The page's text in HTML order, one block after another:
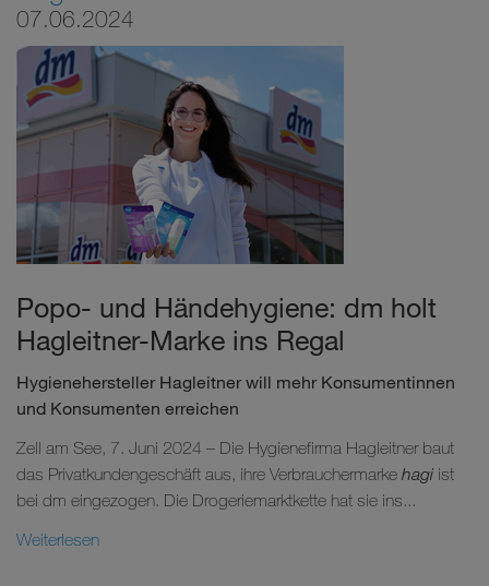
07.06.2024
Popo- und Händehygiene: dm holt
Hagleitner-Marke ins Regal
Hygienehersteller Hagleitner will mehr Konsumentinnen
und Konsumenten erreichen
Zell am See, 7. Juni 2024 – Die Hygienefirma Hagleitner baut
das Privatkundengeschäft aus, ihre Verbrauchermarke hagi ist
bei dm eingezogen. Die Drogeriemarktkette hat sie ins...
Weiterlesen